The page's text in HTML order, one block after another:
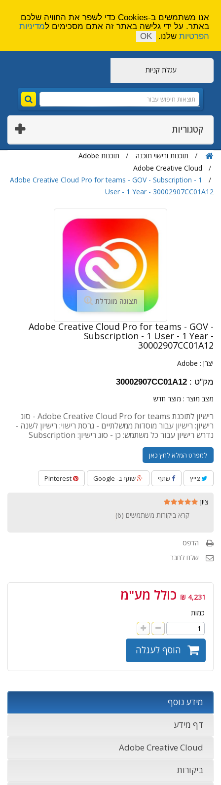
עגלת קניות
קטגוריות
תוכנות ורישוי תוכנה
תוכנות Adobe
Adobe Creative Cloud
Adobe Creative Cloud Pro for teams - GOV - Subscription - 1
User - 1 Year - 30002907CC01A12
תצוגה מוגדלת
Adobe Creative Cloud Pro for teams - GOV -
Subscription - 1 User - 1 Year -
30002907CC01A12
יצרן : Adobe
מק"ט : 30002907CC01A12
מצב מוצר : מוצר חדש
רישיון לתוכנת Adobe Creative Cloud Pro for teams - סוג
רישיון: רישיון עבור מוסדות ממשלתיים - גרסת רישוי: רישיון לשנה -
נדרש רישיון עבור כל משתמש: כן - סוג רישיון: Subscription
למפרט המלא לחץ כאן
צייץ שתף שתף ב- Google
ציון
קרא ביקורות משתמשים (6
)
הדפס
שלח לחבר
4,231 ₪ כולל מע"מ
כמות
הוסף לעגלה
מידע נוסף
דף מידע
Adobe Creative Cloud
ביקורות
אנו משתמשים ב-Cookies כדי לשפר את החוויה שלכם
באתר. על ידי גלישה באתר זה אתם מסכימים למדיניות
הפרטיות שלנו. OK